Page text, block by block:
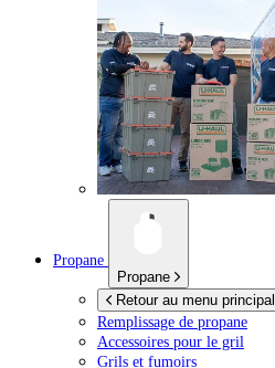
Propane
Propane
Retour au menu principal
Remplissage de propane
Accessoires pour le gril
Grils et fumoirs